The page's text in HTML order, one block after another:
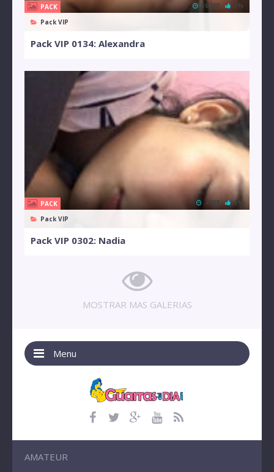
PACK
Pack VIP
16 MB 0%
Pack VIP 0134: Alexandra
PACK
Pack VIP
4 MB 0%
Pack VIP 0302: Nadia
MOSTRAR MAS GALERIAS
Menu
AMATEUR